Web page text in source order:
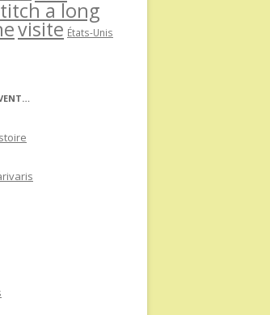
a long
visite États-Unis